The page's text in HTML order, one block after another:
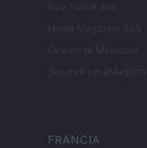
Day Travel 365
Home Magazine 365
Cineverse Magazine
SecondHomeMagazine
FRANCIA